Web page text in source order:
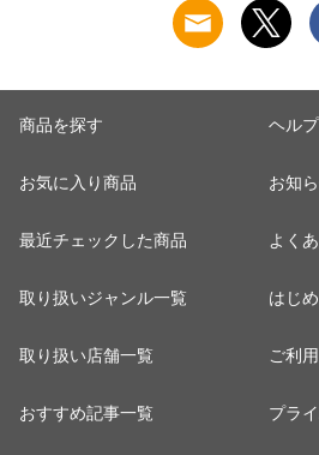
しゃれ ） 【アッ
ュ】
商品を探す
お気に入り商品
最近チェックした商品
取り扱いジャンル一覧
取り扱い店舗一覧
おすすめ記事一覧
ヘル
お知
よく
はじ
ご利
プラ